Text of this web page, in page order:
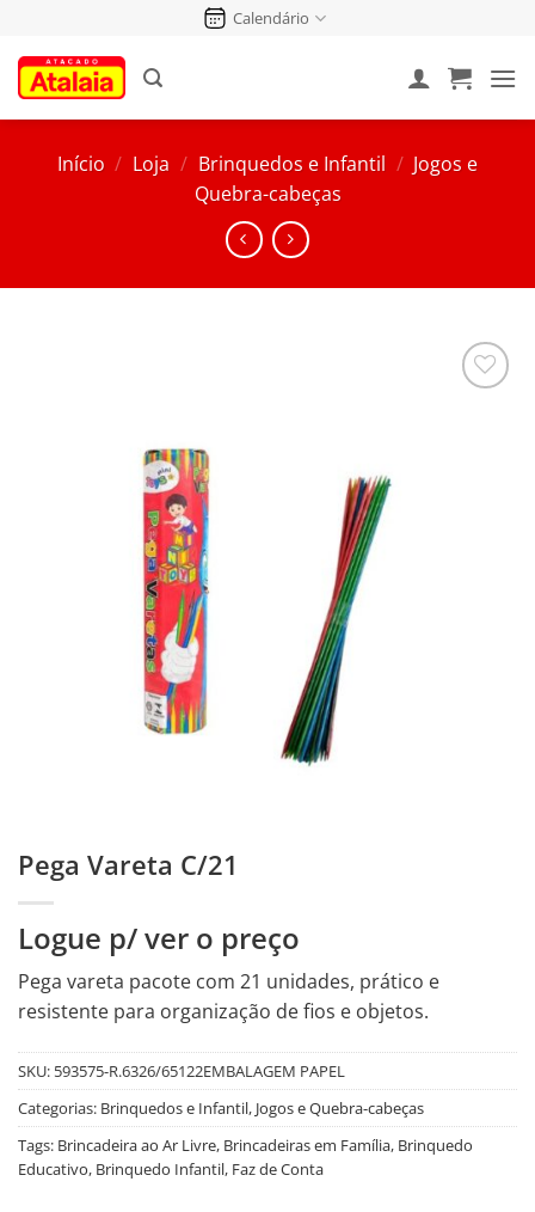
conteúdo
Calendário
Início / Loja / Brinquedos e Infantil / Jogos e
Quebra-cabeças
Pega Vareta C/21
Logue p/ ver o preço
Pega vareta pacote com 21 unidades, prático e
resistente para organização de fios e objetos.
SKU: 593575-R.6326/65122EMBALAGEM PAPEL
Categorias: Brinquedos e Infantil, Jogos e Quebra-cabeças
Tags: Brincadeira ao Ar Livre, Brincadeiras em Família, Brinquedo
Educativo, Brinquedo Infantil, Faz de Conta